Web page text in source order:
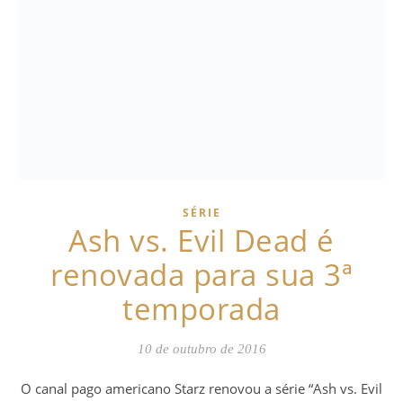
SÉRIE
Ash vs. Evil Dead é
renovada para sua 3ª
temporada
10 de outubro de 2016
O canal pago americano Starz renovou a série “Ash vs. Evil